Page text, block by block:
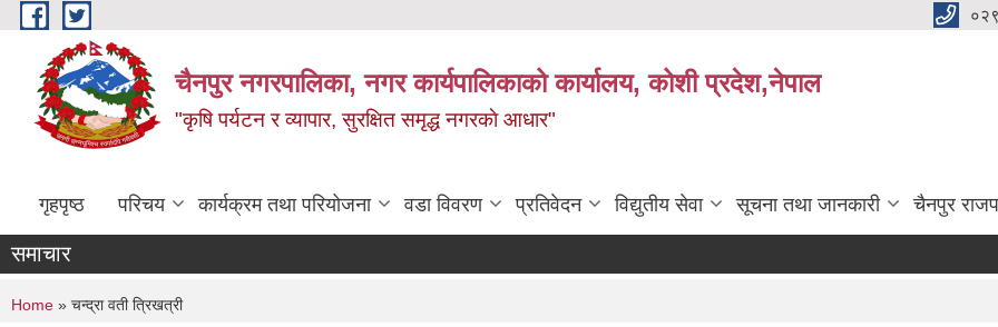
Skip to main content
चैनपुर नगरपालिका, नगर कार्यपालिकाको कार्यालय, कोशी प्रदेश,नेपाल
"कृषि पर्यटन र व्यापार, सुरक्षित समृद्ध नगरकाे आधार"
गृहपृष्ठ परिचय कार्यक्रम तथा परियोजना वडा विवरण प्रतिवेदन विद्युतीय सेवा सूचना तथा जानकारी चैनपुर
समाचार
You are here
Home » चन्द्रा वती त्रिखत्री